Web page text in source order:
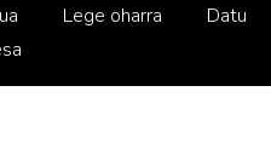
Lege oharra
Datu